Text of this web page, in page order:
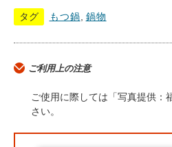
タグ もつ鍋 鍋物
ご利用上の注意
ご使用に際しては「写真提供：
さい。